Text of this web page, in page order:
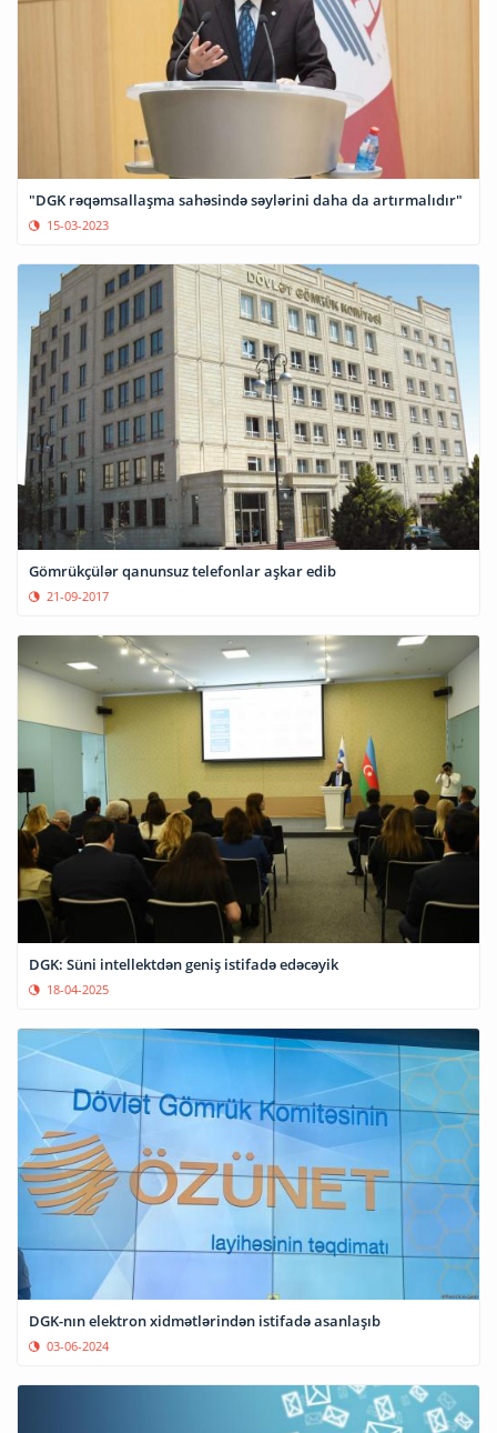
"DGK rəqəmsallaşma sahəsində səylərini daha da artırmalıdır"
15-03-2023
Gömrükçülər qanunsuz telefonlar aşkar edib
21-09-2017
DGK: Süni intellektdən geniş istifadə edəcəyik
18-04-2025
DGK-nın elektron xidmətlərindən istifadə asanlaşıb
03-06-2024